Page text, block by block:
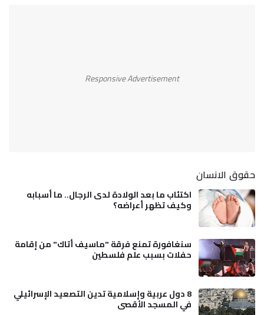
Responsive Advertisement
حقوق الانسان
اكتئاب ما بعد الولادة لدى الرجال.. ما أسبابه
وكيف تظهر أعراضه؟
سنغافورة تمنع فرقة "ماسيف أتاك" من إقامة
حفلات بسبب علم فلسطين
8 دول عربية وإسلامية تدين التصعيد الإسرائيلي
في المسجد الأقصى